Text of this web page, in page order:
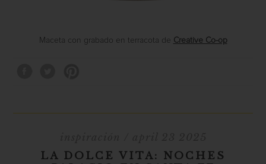
Maceta con grabado en terracota de Creative Co-op
LA DOLCE VITA: NOCHES